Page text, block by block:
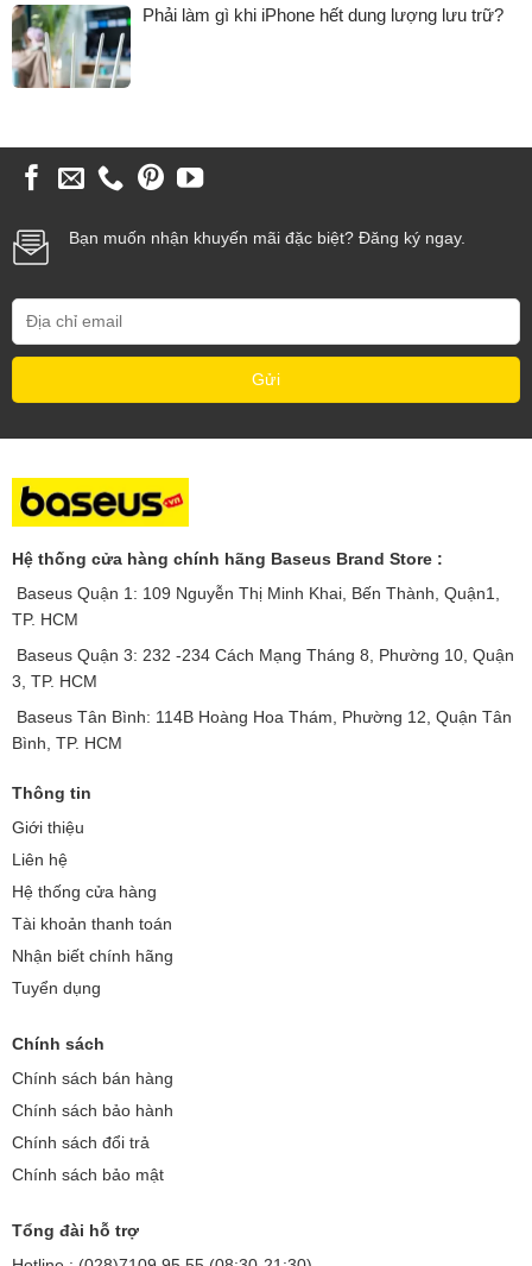
Phải làm gì khi iPhone hết dung lượng lưu trữ?
Bạn muốn nhận khuyến mãi đặc biệt? Đăng ký ngay.
Hệ thống cửa hàng chính hãng Baseus Brand Store :
Baseus Quận 1: 109 Nguyễn Thị Minh Khai, Bến Thành, Quận1,
TP. HCM
Baseus Quận 3: 232 -234 Cách Mạng Tháng 8, Phường 10, Quận
3, TP. HCM
Baseus Tân Bình: 114B Hoàng Hoa Thám, Phường 12, Quận Tân
Bình, TP. HCM
Thông tin
Giới thiệu
Liên hệ
Hệ thống cửa hàng
Tài khoản thanh toán
Nhận biết chính hãng
Tuyển dụng
Chính sách
Chính sách bán hàng
Chính sách bảo hành
Chính sách đổi trả
Chính sách bảo mật
Tổng đài hỗ trợ